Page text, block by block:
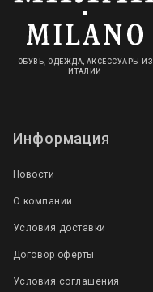
ОБУВЬ, ОДЕЖДА, АКСЕССУАРЫ ИЗ
ИТАЛИИ
Информация
Новости
О компании
Условия доставки
Договор оферты
Условия соглашения